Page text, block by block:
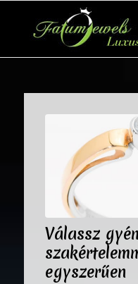
Válassz
egyszerűen